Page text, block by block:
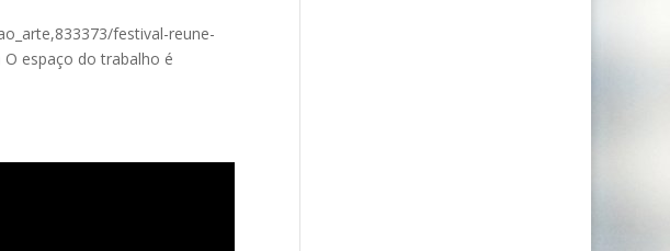
festival-reune-
espaço do trabalho é